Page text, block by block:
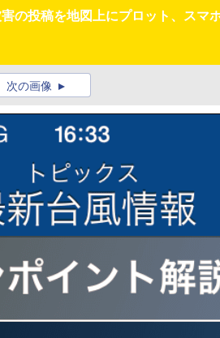
の投稿を地図上にプロット、ス
次の画像